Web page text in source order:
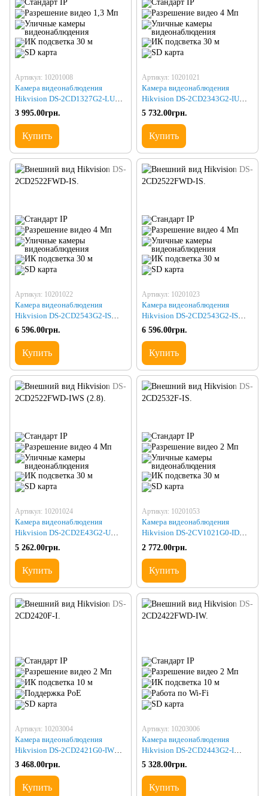
Артикул: 10201008
Камера видеонаблюдения
Hikvision DS-2CD1327G2-LUF
(2.8)
3 995.00грн.
Купить
Артикул: 10201021
Камера видеонаблюдения
Hikvision DS-2CD2343G2-IU
(2.8)
5 732.00грн.
Купить
Артикул: 10201022
Камера видеонаблюдения
Hikvision DS-2CD2543G2-IS
(2.8)
6 596.00грн.
Купить
Артикул: 10201023
Камера видеонаблюдения
Hikvision DS-2CD2543G2-IS
(2.8) BLACK
6 596.00грн.
Купить
Артикул: 10201024
Камера видеонаблюдения
Hikvision DS-2CD2E43G2-U
(2.8)
5 262.00грн.
Купить
Артикул: 10201053
Камера видеонаблюдения
Hikvision DS-2CV1021G0-IDW1
(2.8)
2 772.00грн.
Купить
Артикул: 10203004
Камера видеонаблюдения
Hikvision DS-2CD2421G0-IW
(W) (2.8)
3 468.00грн.
Купить
Артикул: 10203006
Камера видеонаблюдения
Hikvision DS-2CD2443G2-I
(2.8мм)
5 328.00грн.
Купить